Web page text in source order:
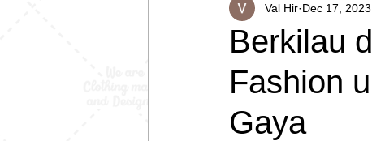
Berkilau
Fashion
Gaya
Val Hir Dec 17, 2023